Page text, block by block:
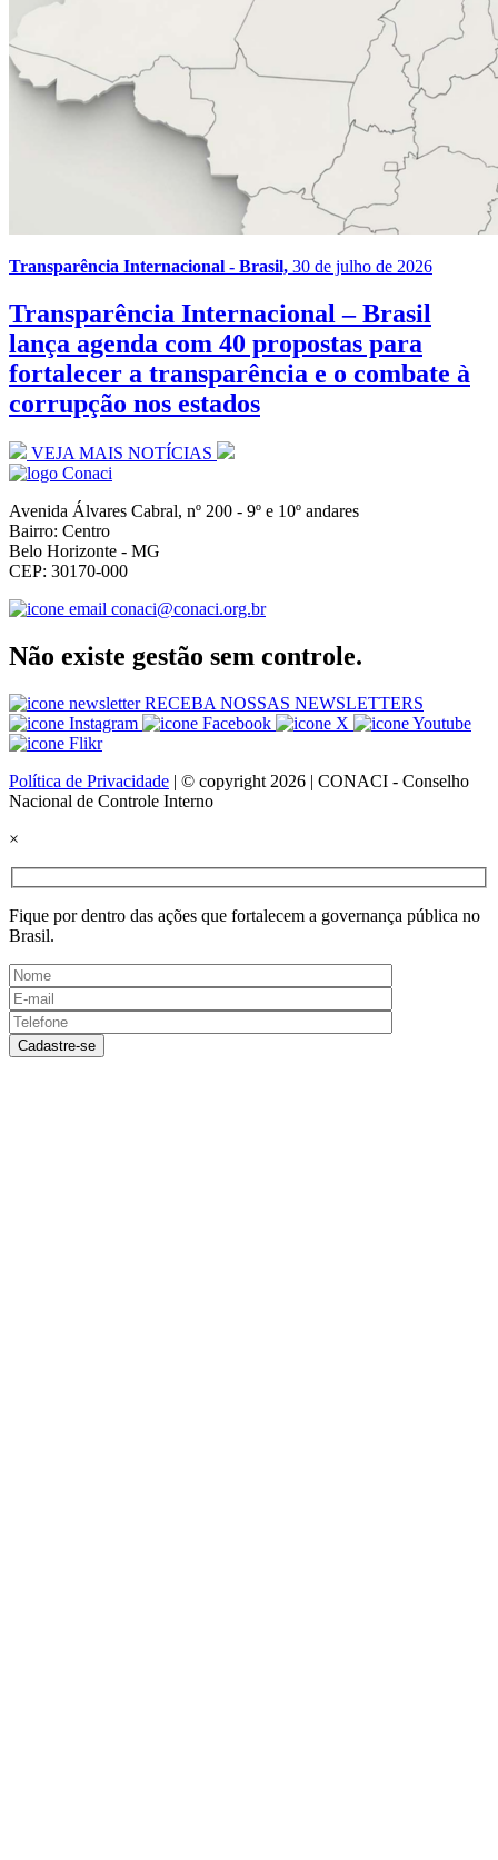
Transparência Internacional - Brasil, 30 de julho de 2026
Transparência Internacional – Brasil
lança agenda com 40 propostas para
fortalecer a transparência e o combate à
corrupção nos estados
VEJA MAIS NOTÍCIAS
Avenida Álvares Cabral, nº 200 - 9º e 10º andares
Bairro: Centro
Belo Horizonte - MG
CEP: 30170-000
conaci@conaci.org.br
Não existe gestão sem controle.
RECEBA NOSSAS NEWSLETTERS
Política de Privacidade | © copyright 2026 | CONACI - Conselho
Nacional de Controle Interno
×
Fique por dentro das ações que fortalecem a governança pública no
Brasil.